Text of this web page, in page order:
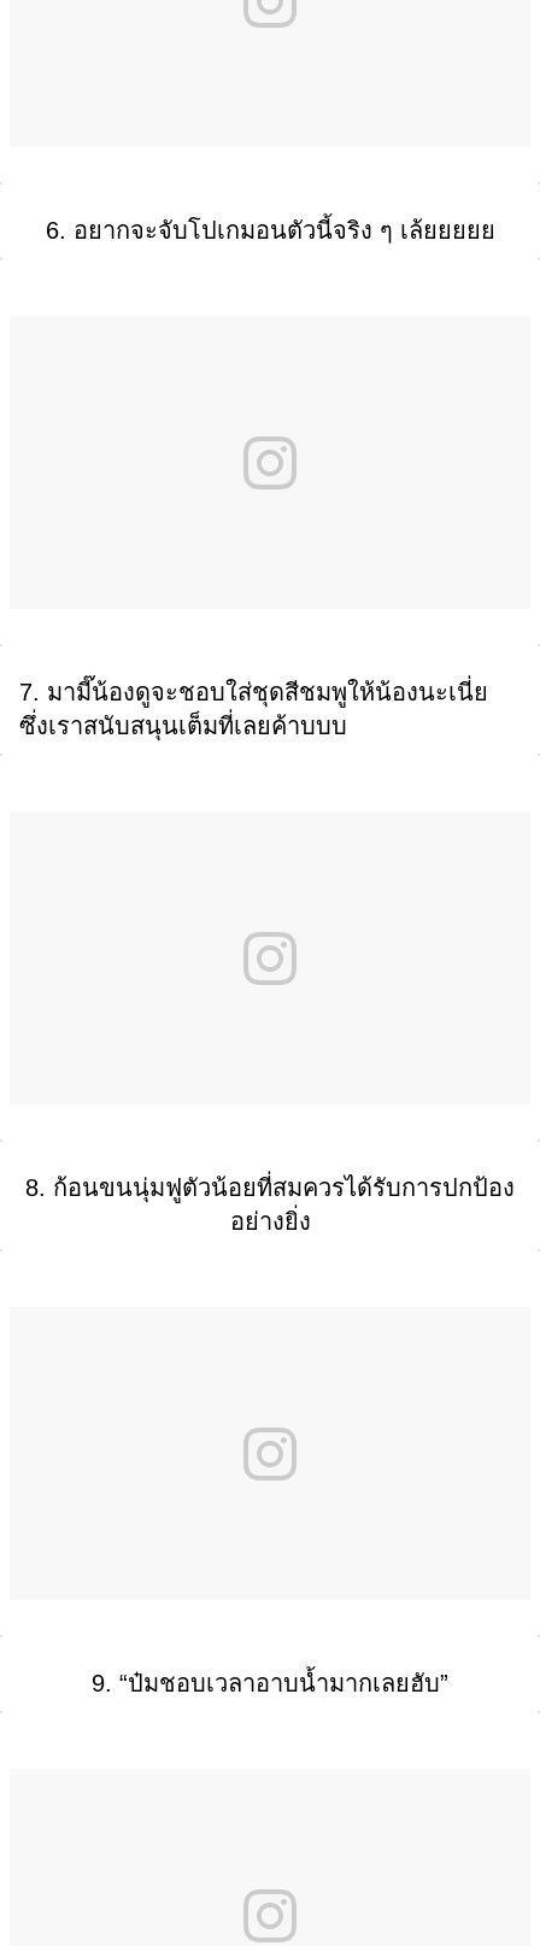
6. อยากจะจับโปเกมอนตัวนี้จริง ๆ เล้ยยยยย
7. มามี๊น้องดูจะชอบใส่ชุดสีชมพูให้น้องนะเนี่ย
ซึ่งเราสนับสนุนเต็มที่เลยค้าบบบ
8. ก้อนขนนุ่มฟูตัวน้อยที่สมควรได้รับการปกป้อง
อย่างยิ่ง
9. “ป๋มชอบเวลาอาบน้ำมากเลยฮับ”